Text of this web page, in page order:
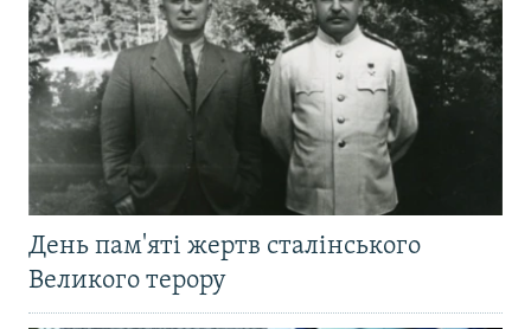
День пам'яті жертв сталінського
Великого терору